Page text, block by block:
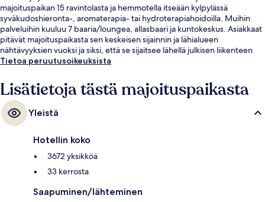
majoituspaikan 15 ravintolasta ja hemmotella itseään kylpylässä
syväkudoshieronta-, aromaterapia- tai hydroterapiahoidoilla. Muihin
palveluihin kuuluu 7 baaria/loungea, allasbaari ja kuntokeskus. Asiakkaat
pitävät majoituspaikasta sen keskeisen sijainnin ja lähialueen
nähtävyyksien vuoksi ja siksi, että se sijaitsee lähellä julkisen liikenteen
yhteyksiä: Ballys and Paris Las Vegasin monorail-asema sijaitsee 7
kävelymatkan päässä.
Tietoa peruutusoikeuksista
Lisätietoja tästä majoituspaikasta
Yleistä
Hotellin koko
3672 yksikköä
33 kerrosta
Saapuminen/lähteminen